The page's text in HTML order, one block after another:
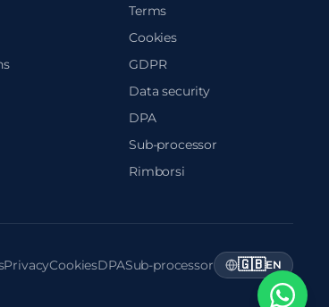
Terms
Cookies
GDPR
Data security
DPA
Sub-processor
Rimborsi
PrivacyCookiesDPASub-processor 🇬🇧EN